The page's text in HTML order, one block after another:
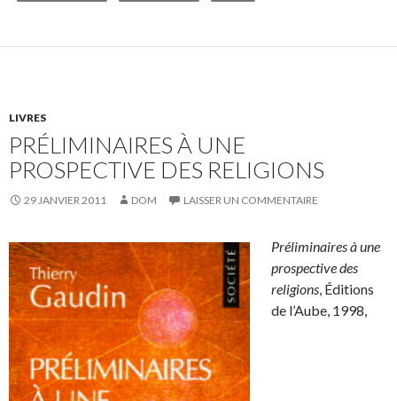
LIVRES
PRÉLIMINAIRES À UNE
PROSPECTIVE DES RELIGIONS
29 JANVIER 2011 DOM LAISSER UN COMMENTAIRE
Préliminaires à une
prospective des
religions, Éditions
de l’Aube, 1998,